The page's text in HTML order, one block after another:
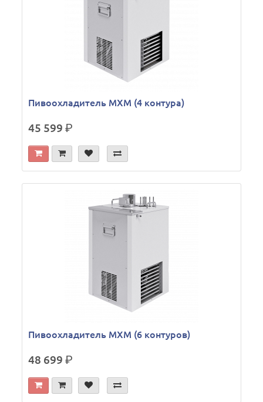
Пивоохладитель МХМ (4 контура)
45 599р.
Пивоохладитель МХМ (6 контуров)
48 699р.